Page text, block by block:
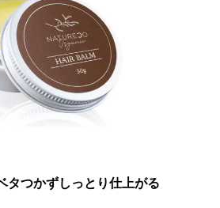
タつかずしっとり仕上がる